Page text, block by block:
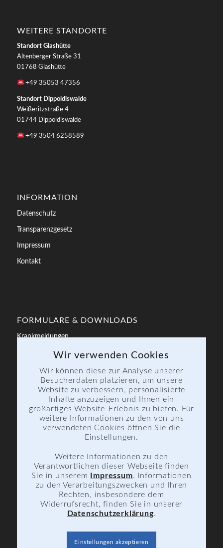
WEITERE STANDORTE
Standort Glashütte
Altenberger Straße 31
01768 Glashütte
+49 35053 47356
Standort Dippoldiswalde
Weißeritzstraße 4
01744 Dippoldiswalde
+49 3504 6258589
INFORMATION
Datenschutz
Transparenzgesetz
Impressum
Kontakt
FORMULARE & DOWNLOADS
Krankmeldungen
Informationsmaterial
FÖRDERVEREIN
Aktuelle Projekte
Wir verwenden Cookies
Wir können diese zur Analyse unserer
Besucherdaten platzieren, um unsere
Website zu verbessern, personalisierte
Inhalte anzuzeigen und Ihnen ein
großartiges Website-Erlebnis zu bieten. Für
weitere Informationen zu den von uns
verwendeten Cookies öffnen Sie die
Einstellungen.
Weitere Informationen zu den
Verantwortlichen dieser Webseite finden
Sie in unserem
Impressum. Informationen
zu den Verarbeitungszwecken und Ihren
Rechten, insbesondere dem
Widerrufsrecht, finden Sie in unserer
Datenschutzerklärung.
Einstellungen akzeptieren